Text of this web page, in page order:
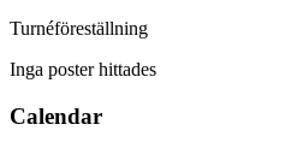
Turnéföreställning
Inga poster hittades
Calendar